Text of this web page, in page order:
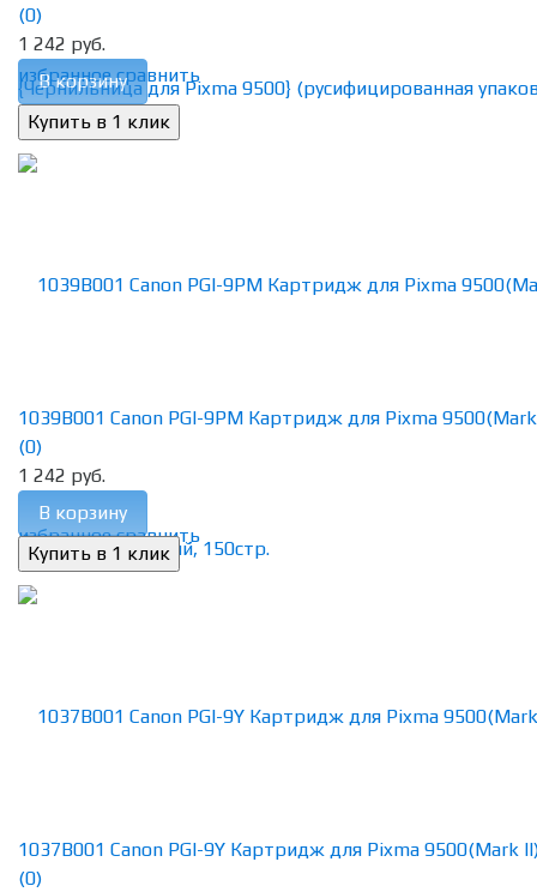
избранное сравнить
(0)
1 242 руб.
В корзину
избранное сравнить
1039B001 Canon PGI-9PM Картридж для Pixma 9500(Mark
(0)
1 242 руб.
В корзину
1037B001 Canon PGI-9Y Картридж для Pixma 9500(Mark
(0)